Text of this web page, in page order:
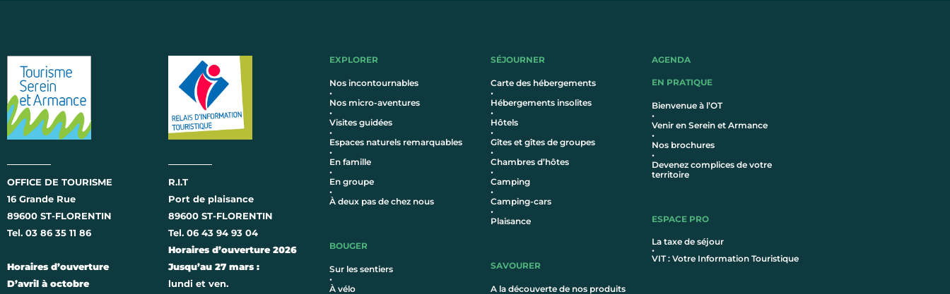
OFFICE DE TOURISME
16 Grande Rue
89600 ST-FLORENTIN
Tel. 03 86 35 11 86
Horaires d’ouverture
D’avril à octobre
R.I.T
Port de plaisance
89600 ST-FLORENTIN
Tel. 06 43 94 93 04
Horaires d’ouverture 2026
Jusqu’au 27 mars :
lundi et ven.
EXPLORER
Nos incontournables
•
Nos micro-aventures
•
Visites guidées
•
Espaces naturels remarquables
•
En famille
•
En groupe
•
À deux pas de chez nous
BOUGER
Sur les sentiers
•
À vélo
SÉJOURNER
Carte des hébergements
•
Hébergements insolites
•
Hôtels
•
Gîtes et gîtes de groupes
•
Chambres d’hôtes
•
Camping
•
Camping-cars
•
Plaisance
SAVOURER
A la découverte de nos produits
AGENDA
EN PRATIQUE
Bienvenue à l’OT
•
Venir en Serein et Armance
•
Nos brochures
•
Devenez complices de votre
territoire
ESPACE PRO
La taxe de séjour
•
VIT : Votre Information Touristique